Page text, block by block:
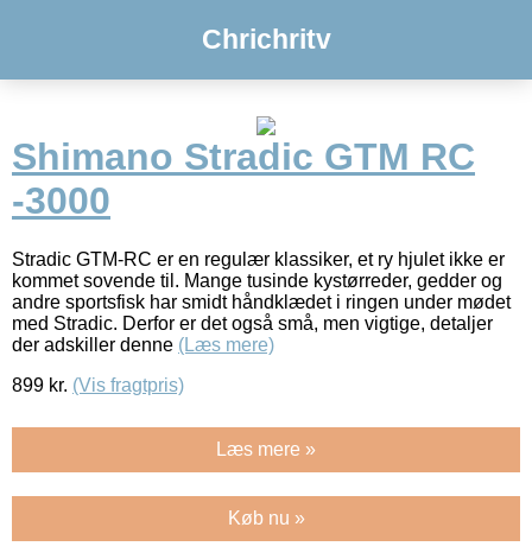
Chrichritv
Shimano Stradic GTM RC
-3000
Stradic GTM-RC er en regulær klassiker, et ry hjulet ikke er
kommet sovende til. Mange tusinde kystørreder, gedder og
andre sportsfisk har smidt håndklædet i ringen under mødet
med Stradic. Derfor er det også små, men vigtige, detaljer
der adskiller denne (Læs mere)
899 kr. (Vis fragtpris)
Læs mere »
Køb nu »